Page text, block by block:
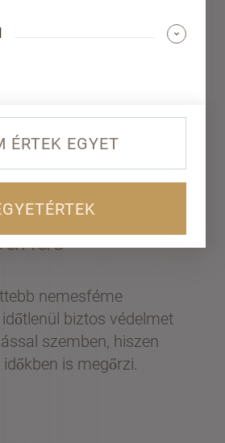
ÉRTEK EGYET
KEDVEZŐ ÁRÚ ÉS
nemesféme
biztos védelmet
szemben, hiszen
is megőrzi.